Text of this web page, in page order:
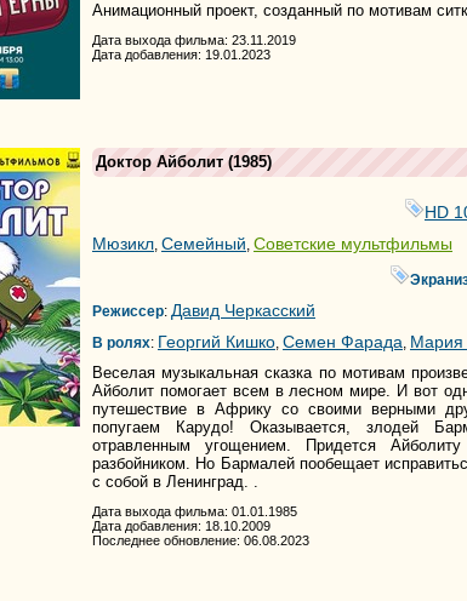
Анимационный проект, созданный по мотивам
Дата выхода фильма: 23.11.2019
Дата добавления: 19.01.2023
Доктор Айболит (1985)
HD
Мюзикл, Семейный, Советские мультфильмы
Режиссер: Давид Черкасский
В ролях: Георгий Кишко, Семен Фарада, Мария
Веселая музыкальная сказка по мотивам
Айболит помогает всем в лесном мире. И вот
путешествие в Африку со своими верными
попугаем Карудо! Оказывается, злодей
отравленным угощением. Придется
разбойником. Но Бармалей пообещает
с собой в Ленинград. .
Дата выхода фильма: 01.01.1985
Дата добавления: 18.10.2009
Последнее обновление: 06.08.2023